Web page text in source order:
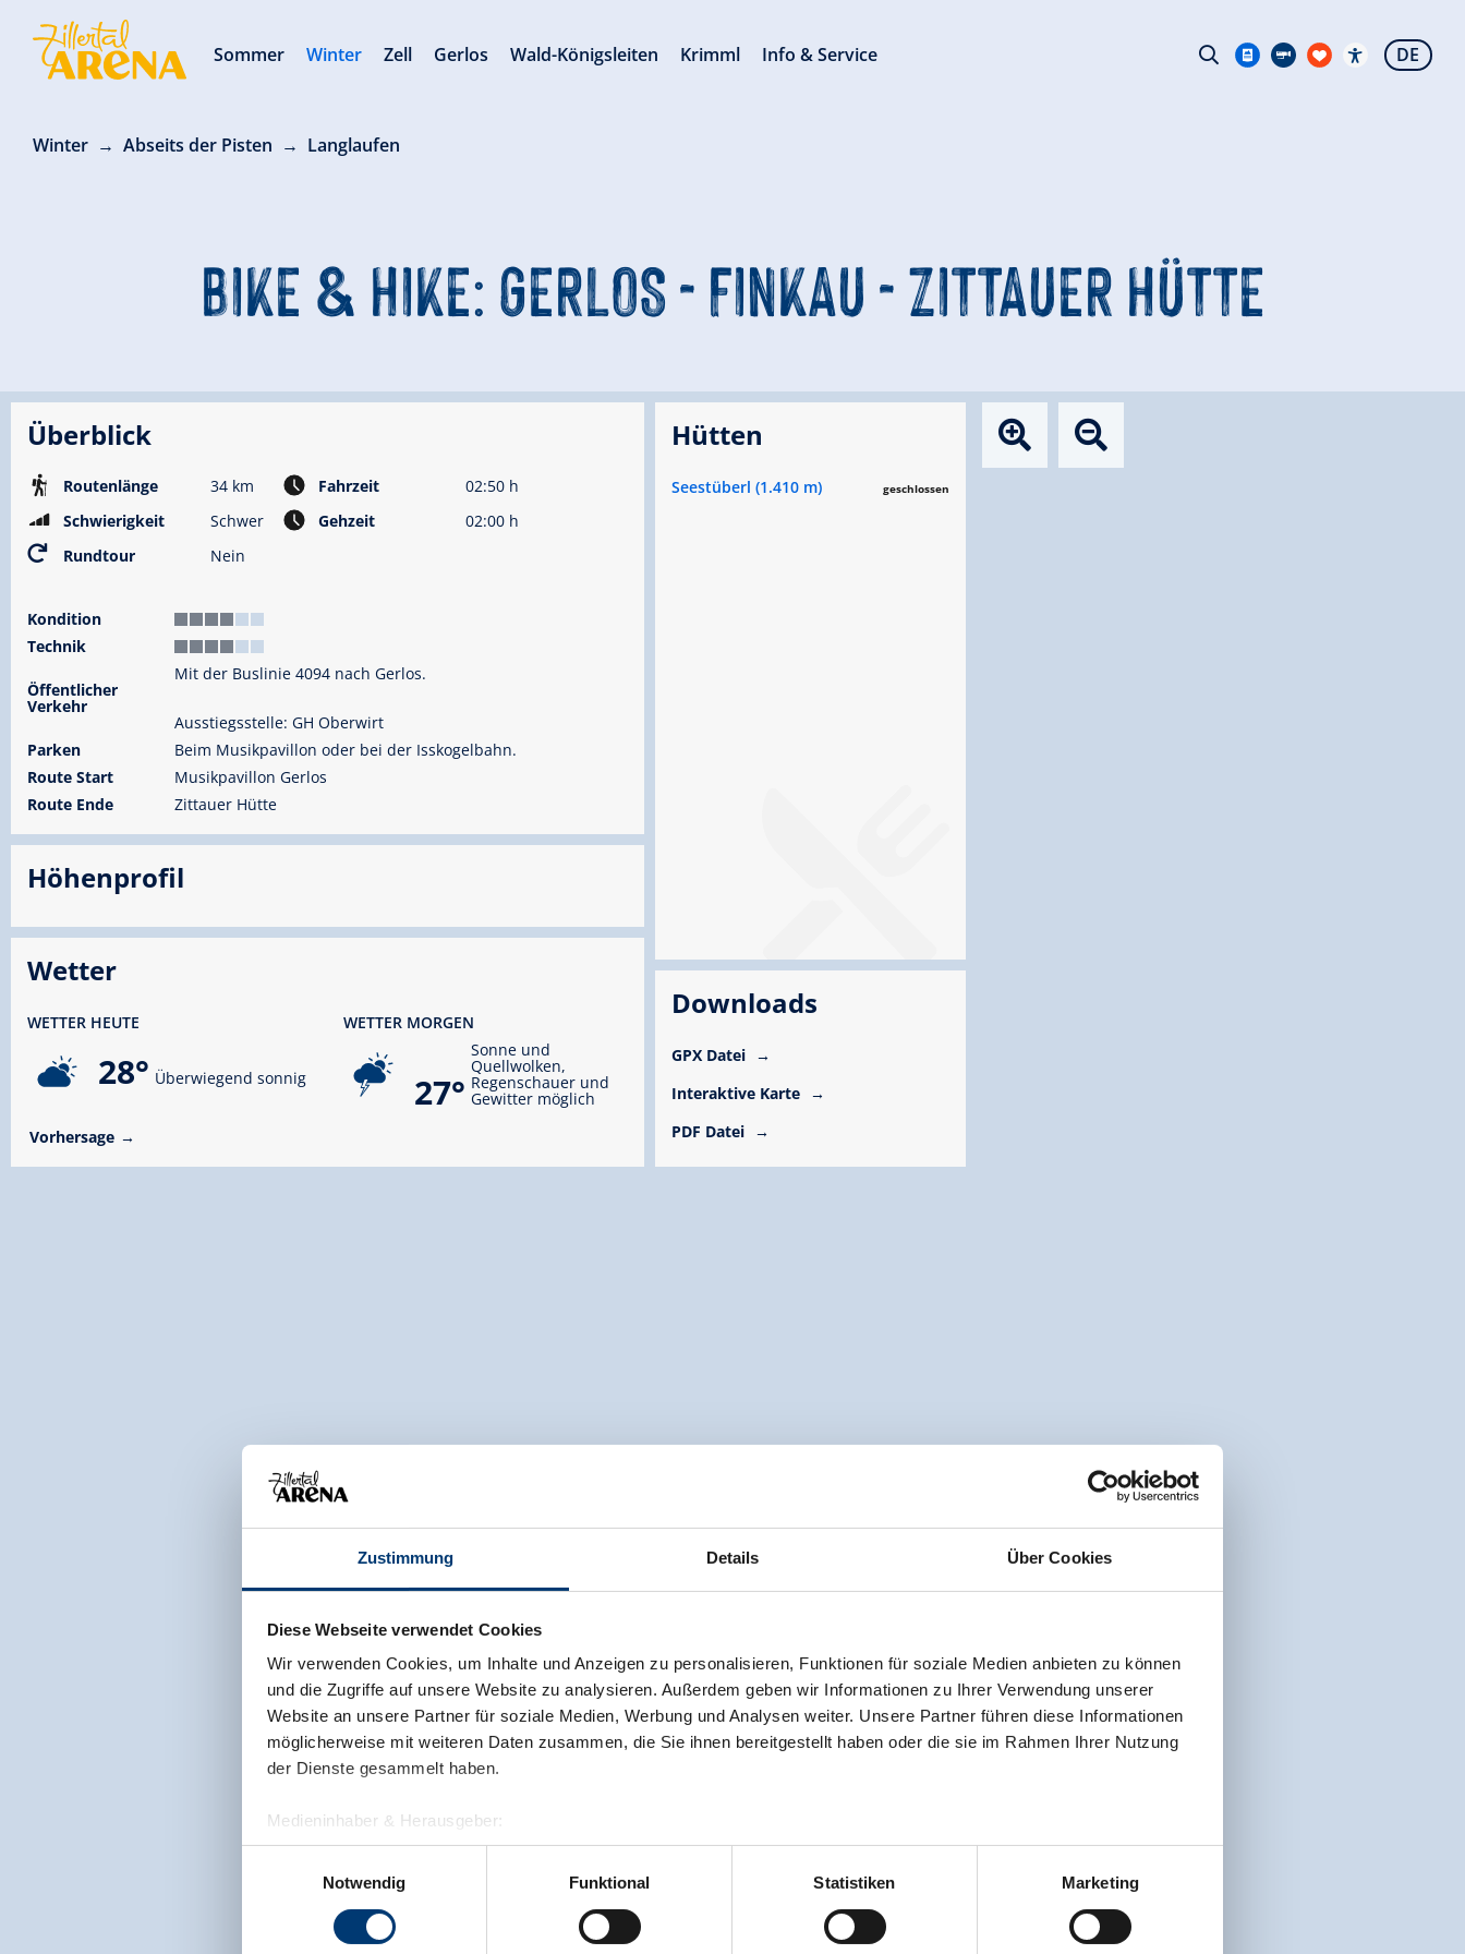
Zustimmung Details Über Cookies
Diese Webseite verwendet Cookies
Wir verwenden Cookies, um Inhalte und Anzeigen zu personalisieren, Funktionen für soziale Medien anbieten zu können
und die Zugriffe auf unsere Website zu analysieren. Außerdem geben wir Informationen zu Ihrer Verwendung unserer
Website an unsere Partner für soziale Medien, Werbung und Analysen weiter. Unsere Partner führen diese Informationen
möglicherweise mit weiteren Daten zusammen, die Sie ihnen bereitgestellt haben oder die sie im Rahmen Ihrer Nutzung
der Dienste gesammelt haben.
Medieninhaber & Herausgeber:
Zeller Bergbahnen Zillertal GmbH & Co KG
Rohr 23// A-6280 Zell am Ziller
www.zillertalarena.com
Notwendig
Funktional Statistiken Marketing
Winter Abseits der Pisten Langlaufen
BIKE & HIKE: GERLOS - FINKAU - ZITTAUER HÜTTE
Überblick
Routenlänge
34 km
Schwierigkeit
Schwer
Rundtour
Nein
Fahrzeit
02:50 h
Gehzeit
02:00 h
Kondition
Technik
Öffentlicher
Verkehr
Mit der Buslinie 4094 nach Gerlos.
Ausstiegsstelle: GH Oberwirt
Parken
Beim Musikpavillon oder bei der Isskogelbahn.
Route Start
Musikpavillon Gerlos
Route Ende
Zittauer Hütte
Höhenprofil
Wetter
WETTER HEUTE
28° Überwiegend sonnig
WETTER MORGEN
27°
Sonne und
Quellwolken,
Regenschauer und
Gewitter möglich
Vorhersage
Hütten
Seestüberl (1.410 m) geschlossen
Downloads
GPX Datei
Interaktive Karte
PDF Datei
Sommer Winter Zell Gerlos Wald-Königsleiten Krimml Info & Service DE